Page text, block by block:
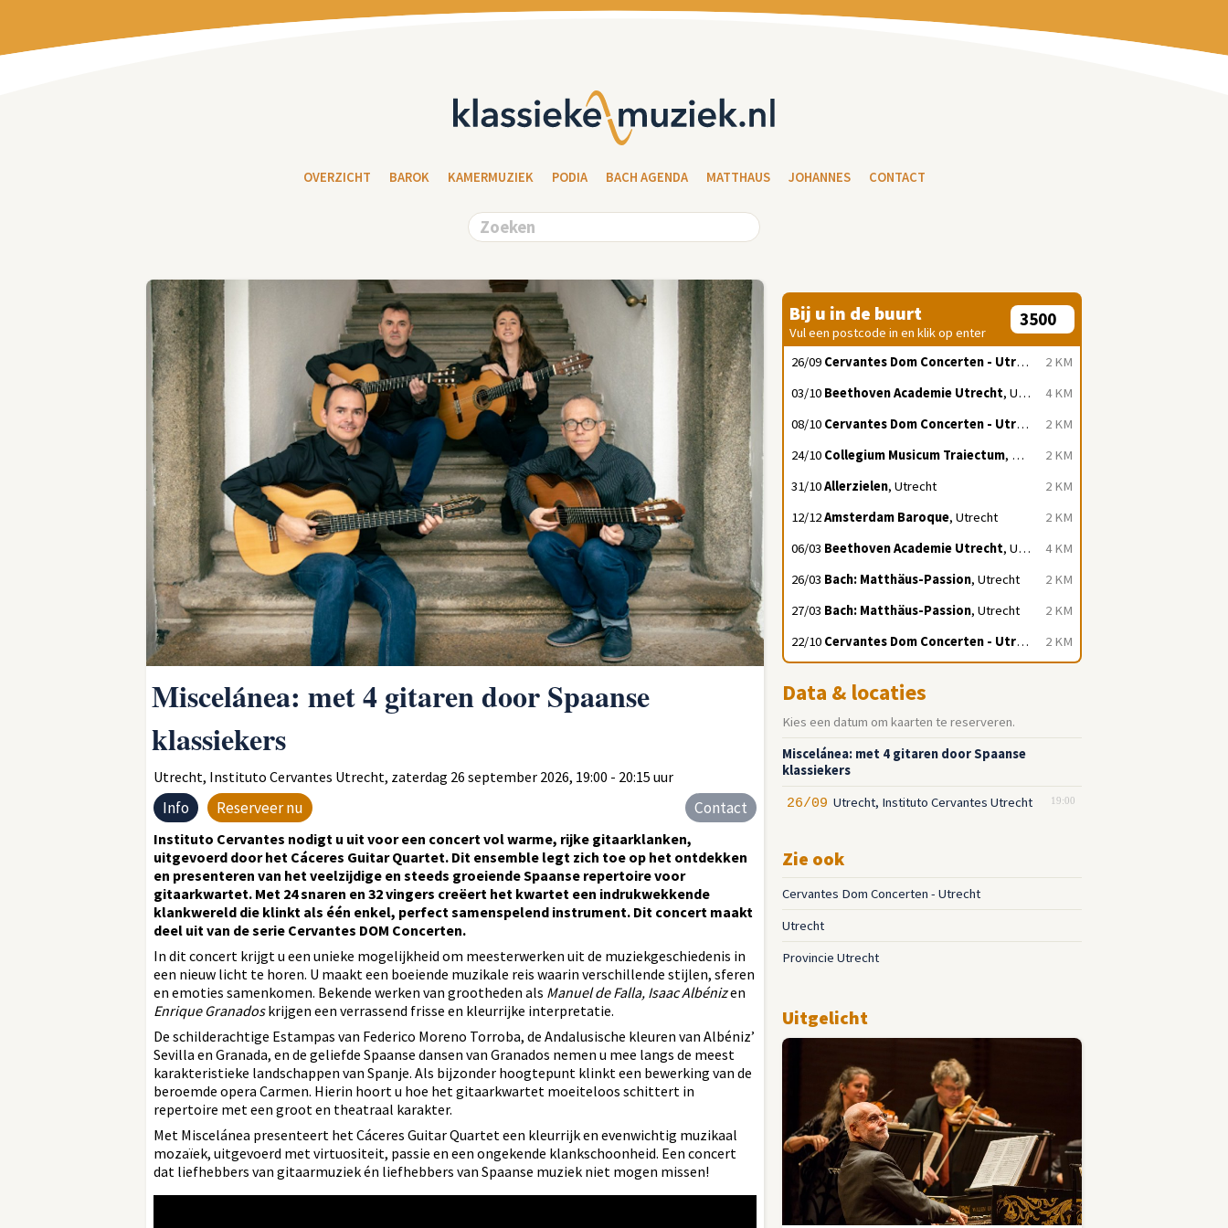
OVERZICHT BAROK KAMERMUZIEK PODIA BACH AGENDA MATTHAUS JOHANNES CONTACT
Miscelánea: met 4 gitaren door Spaanse
klassiekers
Utrecht, Instituto Cervantes Utrecht, zaterdag 26 september 2026, 19:00 - 20:15 uur
Info Reserveer nu Contact
Instituto Cervantes nodigt u uit voor een concert vol warme, rijke gitaarklanken,
uitgevoerd door het Cáceres Guitar Quartet. Dit ensemble legt zich toe op het ontdekken
en presenteren van het veelzijdige en steeds groeiende Spaanse repertoire voor
gitaarkwartet. Met 24 snaren en 32 vingers creëert het kwartet een indrukwekkende
klankwereld die klinkt als één enkel, perfect samenspelend instrument. Dit concert maakt
deel uit van de serie Cervantes DOM Concerten.
In dit concert krijgt u een unieke mogelijkheid om meesterwerken uit de muziekgeschiedenis in
een nieuw licht te horen. U maakt een boeiende muzikale reis waarin verschillende stijlen, sferen
en emoties samenkomen. Bekende werken van grootheden als Manuel de Falla, Isaac Albénizen
Enrique Granadoskrijgen een verrassend frisse en kleurrijke interpretatie.
De schilderachtige Estampas van Federico Moreno Torroba, de Andalusische kleuren van Albéniz’
Sevilla en Granada, en de geliefde Spaanse dansen van Granados nemen u mee langs de meest
karakteristieke landschappen van Spanje. Als bijzonder hoogtepunt klinkt een bewerking van de
beroemde opera Carmen. Hierin hoort u hoe het gitaarkwartet moeiteloos schittert in
repertoire met een groot en theatraal karakter.
Met Miscelánea presenteert het Cáceres Guitar Quartet een kleurrijk en evenwichtig muzikaal
mozaïek, uitgevoerd met virtuositeit, passie en een ongekende klankschoonheid. Een concert
dat liefhebbers van gitaarmuziek én liefhebbers van Spaanse muziek niet mogen missen!
Bij u in de buurt
Vul een postcode in en klik op enter
2 KM
26/09 Cervantes Dom Concerten - Utrecht
, Utrecht
4 KM
03/10 Beethoven Academie Utrecht, Utrecht
2 KM
08/10 Cervantes Dom Concerten - Utrecht
, Utrecht
2 KM
24/10 Collegium Musicum Traiectum, Utrecht
2 KM
31/10Allerzielen, Utrecht
2 KM
12/12Amsterdam Baroque, Utrecht
4 KM
06/03 Beethoven Academie Utrecht, Utrecht
2 KM
26/03 Bach: Matthäus-Passion, Utrecht
2 KM
27/03 Bach: Matthäus-Passion, Utrecht
2 KM
22/10 Cervantes Dom Concerten - Utrecht , Utrecht
Data & locaties
Kies een datum om kaarten te reserveren.
Miscelánea: met 4 gitaren door Spaanse
klassiekers
19:00
26/09 Utrecht, Instituto Cervantes Utrecht
Zie ook
Cervantes Dom Concerten - Utrecht
Utrecht
Provincie Utrecht
Uitgelicht